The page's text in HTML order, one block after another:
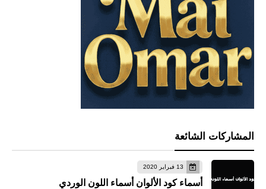
المشاركات الشائعة
13 فبراير 2020
أسماء كود الألوان أسماء اللون الوردي